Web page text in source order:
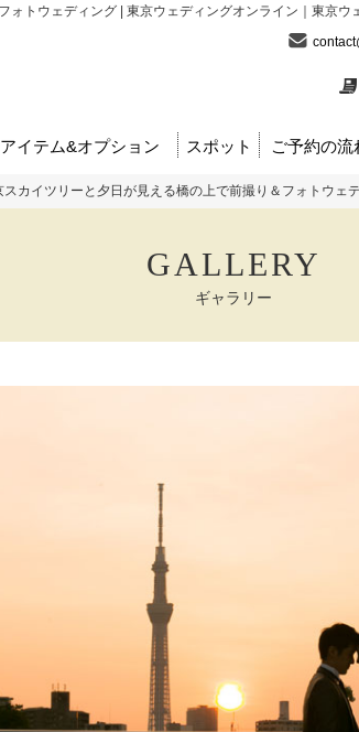
ォトウェディング | 東京ウェディングオンライン｜東京ウ
アイテム&オプション スポット ご予約の流
スカイツリーと夕日が見える橋の上で前撮り＆フォトウェ
GALLERY
ギャラリー